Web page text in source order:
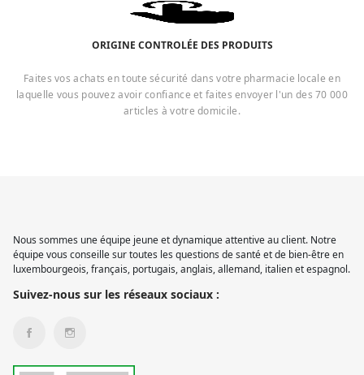
ORIGINE CONTROLÉE DES PRODUITS
Faites vos achats en toute sécurité dans votre pharmacie locale en
laquelle vous pouvez avoir confiance et faites envoyer l'un des 70 000
articles à votre domicile.
Nous sommes une équipe jeune et dynamique attentive au client. Notre
équipe vous conseille sur toutes les questions de santé et de bien-être en
luxembourgeois, français, portugais, anglais, allemand, italien et espagnol.
Suivez-nous sur les réseaux sociaux :